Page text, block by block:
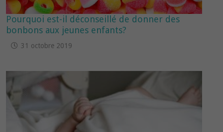
Pourquoi est-il déconseillé de donner des
bonbons aux jeunes enfants?
31 octobre 2019